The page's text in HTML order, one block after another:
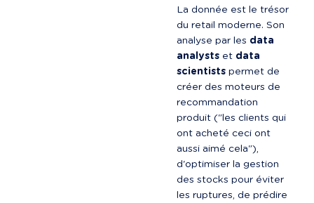
La donnée est le trésor
du retail moderne. Son
analyse par les data
analysts et data
scientists permet de
créer des moteurs de
recommandation
produit ("les clients qui
ont acheté ceci ont
aussi aimé cela"),
d'optimiser la gestion
des stocks pour éviter
les ruptures, de prédire